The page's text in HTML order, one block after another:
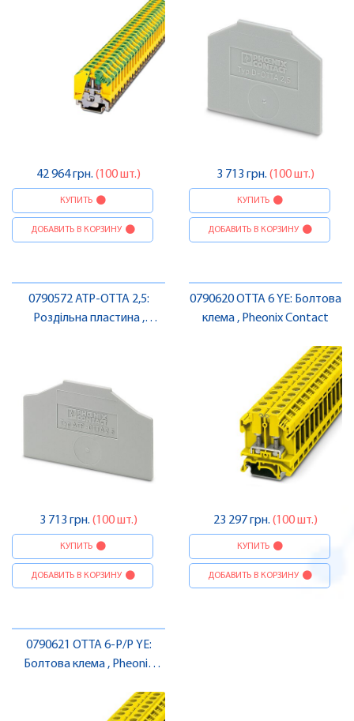
42 964 грн. (100 шт.)
КУПИТЬ
ДОБАВИТЬ В КОРЗИНУ
3 713 грн. (100 шт.)
КУПИТЬ
ДОБАВИТЬ В КОРЗИНУ
0790572 ATP-OTTA 2,5:
Роздільна пластина ,
3 713 грн. (100 шт.)
КУПИТЬ
ДОБАВИТЬ В КОРЗИНУ
0790620 OTTA 6 YE: Болтова
клема , Pheonix Contact
23 297 грн. (100 шт.)
КУПИТЬ
ДОБАВИТЬ В КОРЗИНУ
0790621 OTTA 6-P/P YE:
Болтова клема , Pheonix